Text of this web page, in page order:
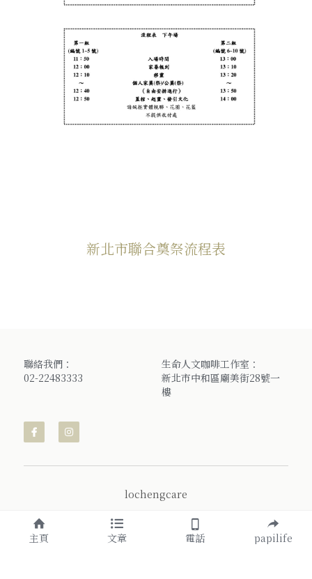
新北市聯合奠祭流程表
聯絡我們：
02-22483333
生命人文咖啡工作室：
新北市中和區廟美街28號一
樓
lochengcare
主頁 文章 電話 papilife